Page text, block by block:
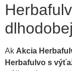
Ak Akcia
Herbafulvo s